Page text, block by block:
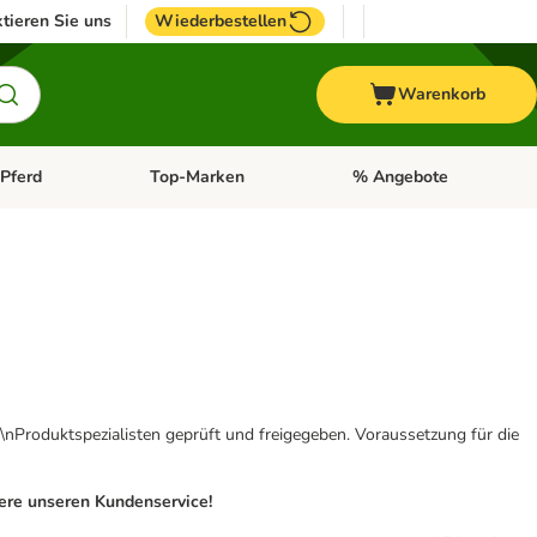
Sie uns Wiederbestellen
Warenkorb
Fisch Menü öffnen: Vogel
Pferd Kategorie-Menü öffnen: Pferd
Top-Marken Kategorie-Menü öffnen:
% Angebote
geprüft und freigegeben. Voraussetzung für die
unseren Kundenservice!